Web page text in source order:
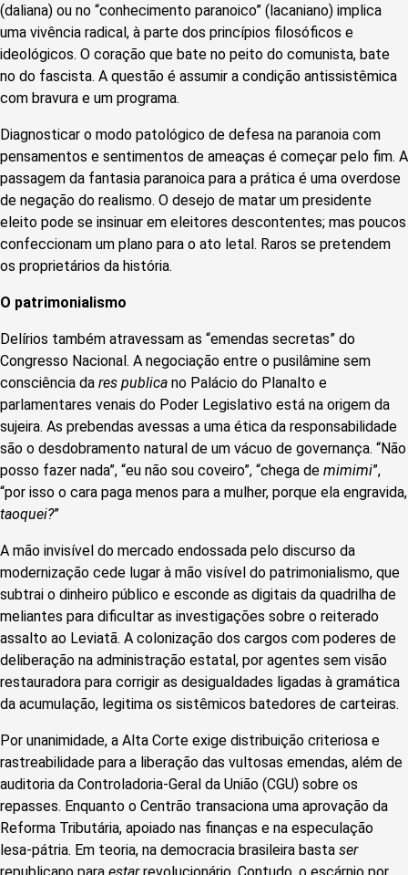
(daliana) ou no “conhecimento paranoico” (lacaniano) implica
uma vivência radical, à parte dos princípios filosóficos e
ideológicos. O coração que bate no peito do comunista, bate
no do fascista. A questão é assumir a condição antissistêmica
com bravura e um programa.
Diagnosticar o modo patológico de defesa na paranoia com
pensamentos e sentimentos de ameaças é começar pelo fim. A
passagem da fantasia paranoica para a prática é uma overdose
de negação do realismo. O desejo de matar um presidente
eleito pode se insinuar em eleitores descontentes; mas poucos
confeccionam um plano para o ato letal. Raros se pretendem
os proprietários da história.
O patrimonialismo
Delírios também atravessam as “emendas secretas” do
Congresso Nacional. A negociação entre o pusilâmine sem
consciência da res publica no Palácio do Planalto e
parlamentares venais do Poder Legislativo está na origem da
sujeira. As prebendas avessas a uma ética da responsabilidade
são o desdobramento natural de um vácuo de governança. “Não
posso fazer nada”, “eu não sou coveiro”, “chega de mimimi”,
“por isso o cara paga menos para a mulher, porque ela engravida,
taoquei?”
A mão invisível do mercado endossada pelo discurso da
modernização cede lugar à mão visível do patrimonialismo, que
subtrai o dinheiro público e esconde as digitais da quadrilha de
meliantes para dificultar as investigações sobre o reiterado
assalto ao Leviatã. A colonização dos cargos com poderes de
deliberação na administração estatal, por agentes sem visão
restauradora para corrigir as desigualdades ligadas à gramática
da acumulação, legitima os sistêmicos batedores de carteiras.
Por unanimidade, a Alta Corte exige distribuição criteriosa e
rastreabilidade para a liberação das vultosas emendas, além de
auditoria da Controladoria-Geral da União (CGU) sobre os
repasses. Enquanto o Centrão transaciona uma aprovação da
Reforma Tributária, apoiado nas finanças e na especulação
lesa-pátria. Em teoria, na democracia brasileira basta ser